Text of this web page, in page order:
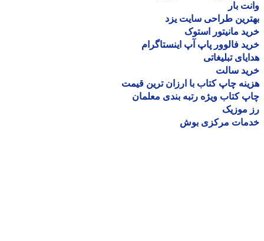
بار
طراحی سایت یزد
مانیتور استوک
فالوور پاپ آپ اینستاگرام
تبلیغاتی
سالت
چاپ کتاب با ارزان ترین قیمت
کتاب ویژه رتبه بندی معلمان
موزیک
مرکزی بوش